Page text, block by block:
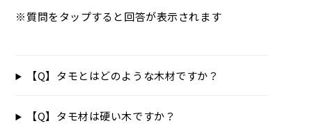
※質問をタップすると回答が表示されます
【Q】タモとはどのような木材ですか？
【Q】タモ材は硬い木ですか？